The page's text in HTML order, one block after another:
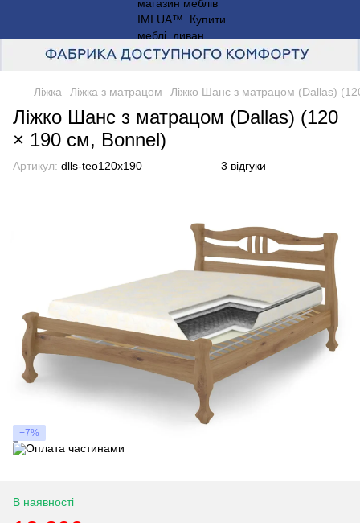
Ліжка Ліжка з матрацом Ліжко Шанс з матрацом (Dallas)
Ліжко Шанс з матрацом (Dallas) (120
× 190 см, Bonnel)
Артикул: dlls-teo120x190 3 відгуки
−7%
В наявності